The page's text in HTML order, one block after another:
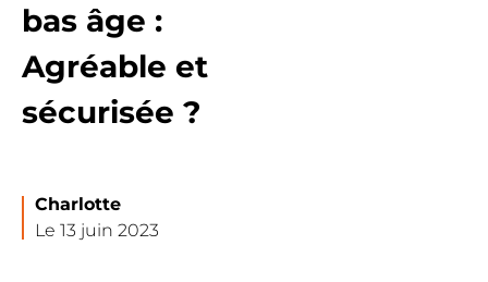
bas âge :
Agréable et
sécurisée ?
Charlotte
Le 13 juin 2023